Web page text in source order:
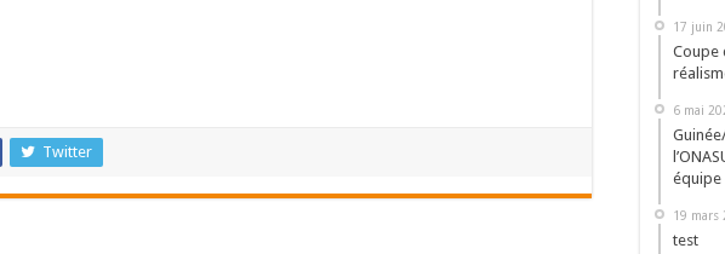
Twitter
17 juin
Coupe
6 mai
équipe
19 mars
test